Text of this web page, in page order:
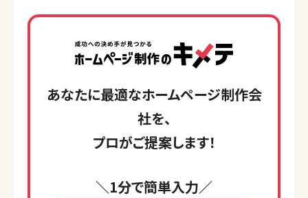
あなたに最適なホームページ制作会
社を、
プロがご提案します！
＼1分で簡単入力／